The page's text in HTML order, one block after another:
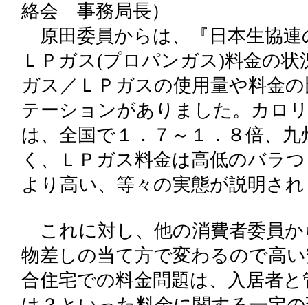
絡会 事務局長）
原田委員からは、『日本生協
ＬＰガス(プロパンガス)料金の
ガス／ＬＰガスの使用量や料金
テーションがありました。カロ
は、全国で１．７～１．８倍、
く、ＬＰガス料金は高低のバラ
より高い、等々の実態が説明さ
これに対し、他の消費者委員
物差しの当て方で変わるので高
合住宅での料金問題は、入居者